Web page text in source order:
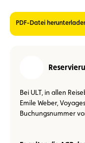
PDF-Datei
Bei ULT, in allen
Emile Weber,
Buchungsnummer